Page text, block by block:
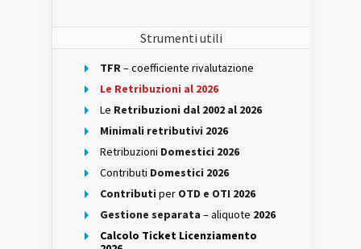
Strumenti utili
TFR– coefficiente rivalutazione
Le Retribuzioni al 2026
Le Retribuzioni dal 2002 al 2026
Minimali retributivi 2026
Retribuzioni Domestici 2026
Contributi Domestici 2026
Contributi per OTD e OTI 2026
Gestione separata – aliquote 2026
Calcolo Ticket Licenziamento